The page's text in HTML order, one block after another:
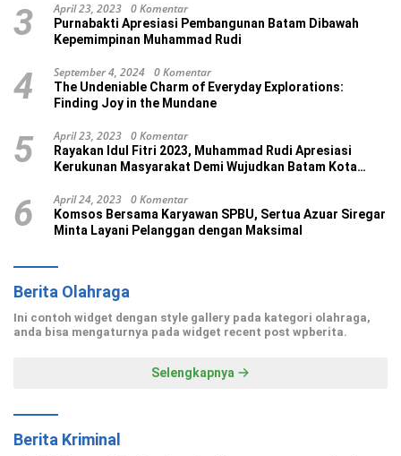
3 April 23, 2023 0 Komentar
Purnabakti Apresiasi Pembangunan Batam Dibawah
Kepemimpinan Muhammad Rudi
4 September 4, 2024 0 Komentar
The Undeniable Charm of Everyday Explorations:
Finding Joy in the Mundane
5 April 23, 2023 0 Komentar
Rayakan Idul Fitri 2023, Muhammad Rudi Apresiasi
Kerukunan Masyarakat Demi Wujudkan Batam Kota
6 April 24, 2023 0 Komentar
Komsos Bersama Karyawan SPBU, Sertua Azuar Siregar
Minta Layani Pelanggan dengan Maksimal
Berita Olahraga
Ini contoh widget dengan style gallery pada kategori olahraga,
anda bisa mengaturnya pada widget recent post wpberita.
Selengkapnya
Berita Kriminal